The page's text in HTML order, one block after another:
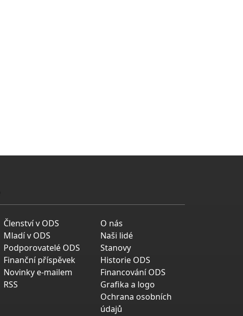
Členství v ODS
Mladí v ODS
Podporovatelé ODS
Finanční příspěvek
Novinky e-mailem
RSS
O nás
Naši lidé
Stanovy
Historie ODS
Financování ODS
Grafika a logo
Ochrana osobních
údajů